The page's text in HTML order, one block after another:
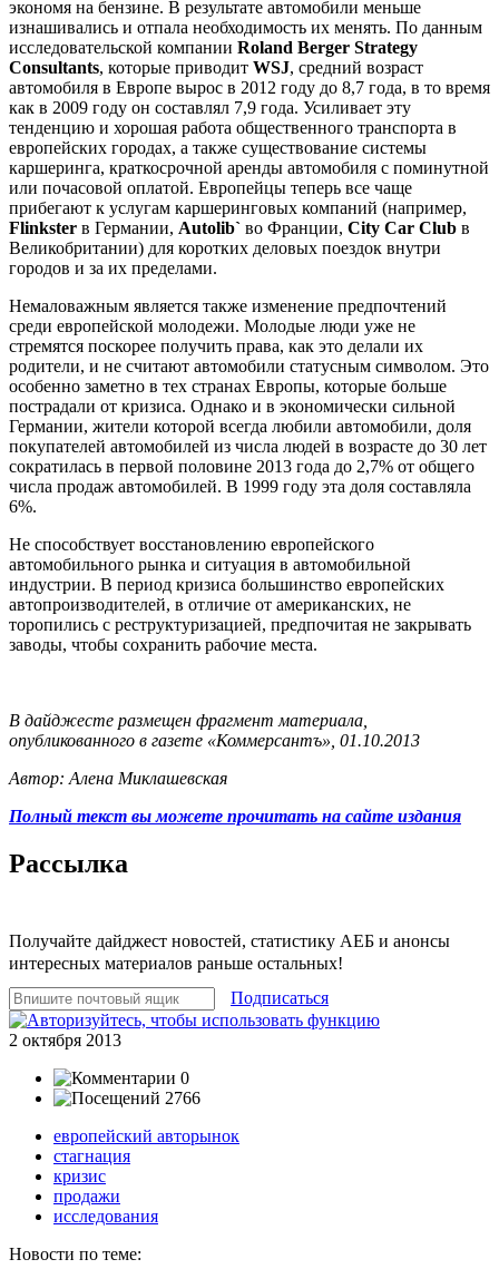
экономя на бензине. В результате автомобили меньше
изнашивались и отпала необходимость их менять. По данным
исследовательской компании Roland Berger Strategy
Consultants, которые приводит WSJ, средний возраст
автомобиля в Европе вырос в 2012 году до 8,7 года, в то время
как в 2009 году он составлял 7,9 года. Усиливает эту
тенденцию и хорошая работа общественного транспорта в
европейских городах, а также существование системы
каршеринга, краткосрочной аренды автомобиля с поминутной
или почасовой оплатой. Европейцы теперь все чаще
прибегают к услугам каршеринговых компаний (например,
Flinkster в Германии, Autolib` во Франции, City Car Club в
Великобритании) для коротких деловых поездок внутри
городов и за их пределами.
Немаловажным является также изменение предпочтений
среди европейской молодежи. Молодые люди уже не
стремятся поскорее получить права, как это делали их
родители, и не считают автомобили статусным символом. Это
особенно заметно в тех странах Европы, которые больше
пострадали от кризиса. Однако и в экономически сильной
Германии, жители которой всегда любили автомобили, доля
покупателей автомобилей из числа людей в возрасте до 30 лет
сократилась в первой половине 2013 года до 2,7% от общего
числа продаж автомобилей. В 1999 году эта доля составляла
6%.
Не способствует восстановлению европейского
автомобильного рынка и ситуация в автомобильной
индустрии. В период кризиса большинство европейских
автопроизводителей, в отличие от американских, не
торопились с реструктуризацией, предпочитая не закрывать
заводы, чтобы сохранить рабочие места.
В дайджесте размещен фрагмент материала,
опубликованного в газете «Коммерсантъ», 01.10.2013
Автор: Алена Миклашевская
Полный текст вы можете прочитать на сайте издания
Рассылка
Получайте дайджест новостей, статистику АЕБ и анонсы
интересных материалов раньше остальных!
Подписаться
2 октября 2013
0
2766
европейский авторынок
стагнация
кризис
продажи
исследования
Новости по теме: